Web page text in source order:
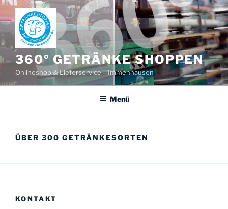
Zum
Inhalt
springen
360º GETRÄNKE SHOPPEN
Onlineshop & Lieferservice – Immenhausen
Menü
ÜBER 300 GETRÄNKESORTEN
KONTAKT